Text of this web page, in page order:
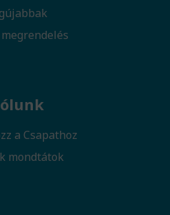
megrendelés
a Csapathoz
mondtátok